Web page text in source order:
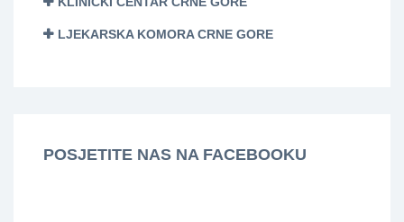
LJEKARSKA KOMORA CRNE GORE
POSJETITE NAS NA FACEBOOKU